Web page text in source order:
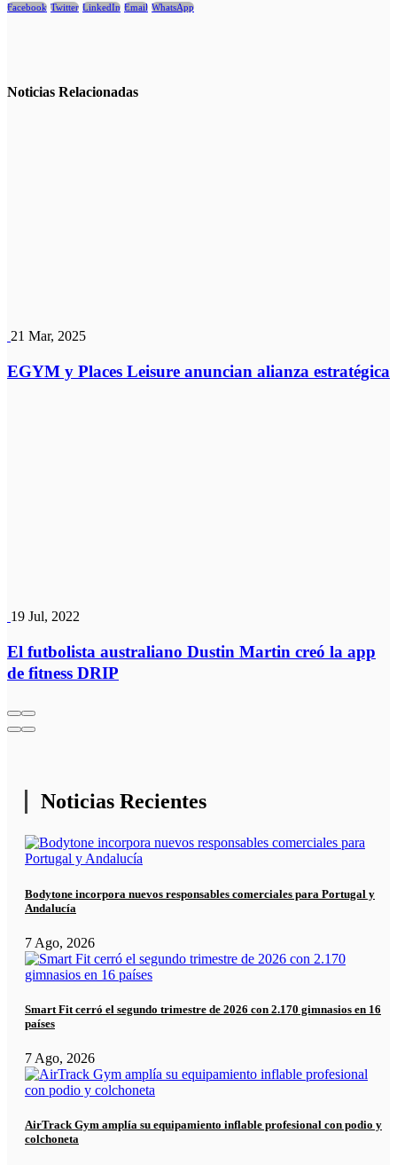
Facebook Twitter LinkedIn Email WhatsApp
Noticias Relacionadas
21 Mar, 2025
EGYM y Places Leisure anuncian alianza estratégica
19 Jul, 2022
El futbolista australiano Dustin Martin creó la app
de fitness DRIP
Noticias Recientes
Bodytone incorpora nuevos responsables comerciales para Portugal y
Andalucía
7 Ago, 2026
Smart Fit cerró el segundo trimestre de 2026 con 2.170 gimnasios en 16
países
7 Ago, 2026
AirTrack Gym amplía su equipamiento inflable profesional con podio y
colchoneta